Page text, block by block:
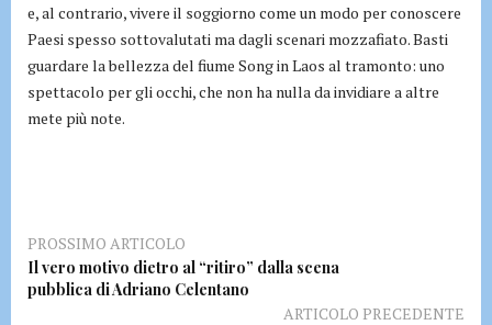
e, al contrario, vivere il soggiorno come un modo per conoscere
Paesi spesso sottovalutati ma dagli scenari mozzafiato. Basti
guardare la bellezza del fiume Song in Laos al tramonto: uno
spettacolo per gli occhi, che non ha nulla da invidiare a altre
mete più note.
PROSSIMO ARTICOLO
Il vero motivo dietro al “ritiro” dalla scena
pubblica di Adriano Celentano
ARTICOLO PRECEDENTE